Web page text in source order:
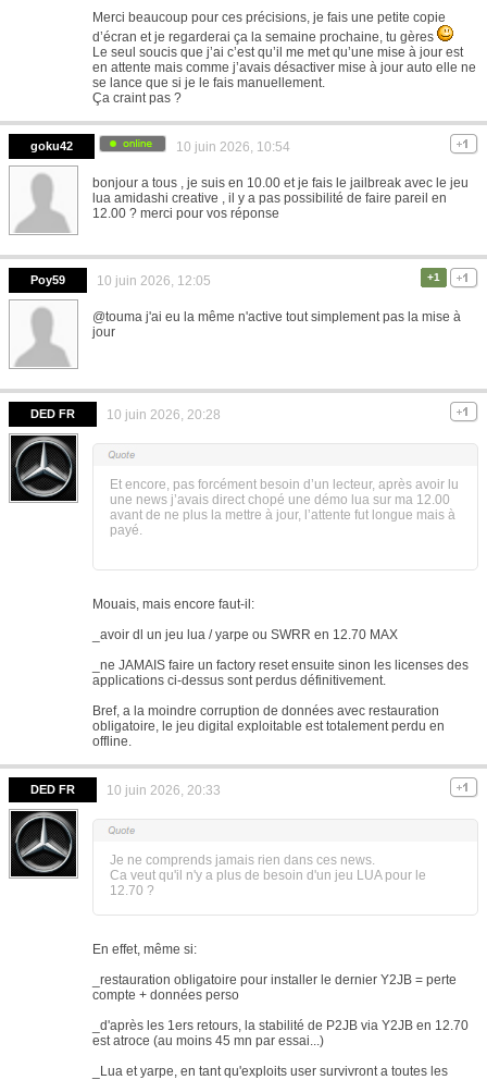
Merci beaucoup pour ces précisions, je fais une petite copie
d’écran et je regarderai ça la semaine prochaine, tu gères
Le seul soucis que j’ai c’est qu’il me met qu’une mise à jour est
en attente mais comme j’avais désactiver mise à jour auto elle ne
se lance que si je le fais manuellement.
Ça craint pas ?
goku42 10 juin 2026, 10:54
bonjour a tous , je suis en 10.00 et je fais le jailbreak avec le jeu
lua amidashi creative , il y a pas possibilité de faire pareil en
12.00 ? merci pour vos réponse
Poy59 10 juin 2026, 12:05 +1
@touma j'ai eu la même n'active tout simplement pas la mise à
jour
DED FR 10 juin 2026, 20:28
Et encore, pas forcément besoin d’un lecteur, après avoir lu
une news j’avais direct chopé une démo lua sur ma 12.00
avant de ne plus la mettre à jour, l’attente fut longue mais à
payé.
Mouais, mais encore faut-il:
_avoir dl un jeu lua / yarpe ou SWRR en 12.70 MAX
_ne JAMAIS faire un factory reset ensuite sinon les licenses des
applications ci-dessus sont perdus définitivement.
Bref, a la moindre corruption de données avec restauration
obligatoire, le jeu digital exploitable est totalement perdu en
offline.
DED FR 10 juin 2026, 20:33
Je ne comprends jamais rien dans ces news.
Ca veut qu'il n'y a plus de besoin d'un jeu LUA pour le
12.70 ?
En effet, même si:
_restauration obligatoire pour installer le dernier Y2JB = perte
compte + données perso
_d'après les 1ers retours, la stabilité de P2JB via Y2JB en 12.70
est atroce (au moins 45 mn par essai...)
_Lua et yarpe, en tant qu'exploits user survivront a toutes les